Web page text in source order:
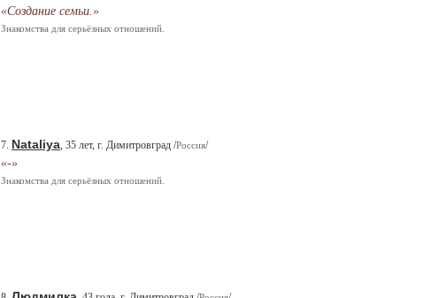
«Создание семьи.»
Знакомства для серьёзных отношений.
7. Nataliya, 35 лет, г. Димитровград /Россия/
«-»
Знакомства для серьёзных отношений.